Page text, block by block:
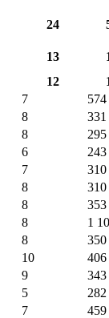
24
13
12
7
574
8
331
8
295
6
243
7
310
8
310
8
353
8
1
8
350
10
406
9
343
5
282
7
459